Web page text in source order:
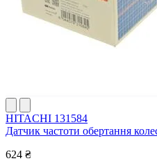
HITACHI 131584
Датчик частоти обертання
624 ₴